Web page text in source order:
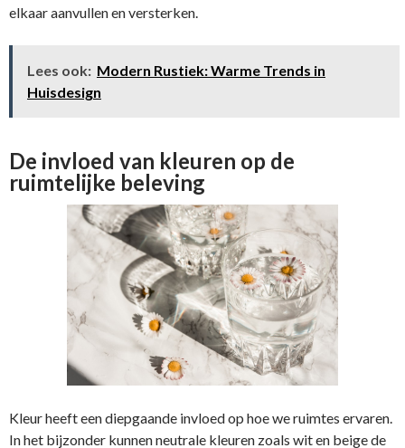
elkaar aanvullen en versterken.
Lees ook: Modern Rustiek: Warme Trends in
Huisdesign
De invloed van kleuren op de
ruimtelijke beleving
Kleur heeft een diepgaande invloed op hoe we ruimtes ervaren.
In het bijzonder kunnen neutrale kleuren zoals wit en beige de